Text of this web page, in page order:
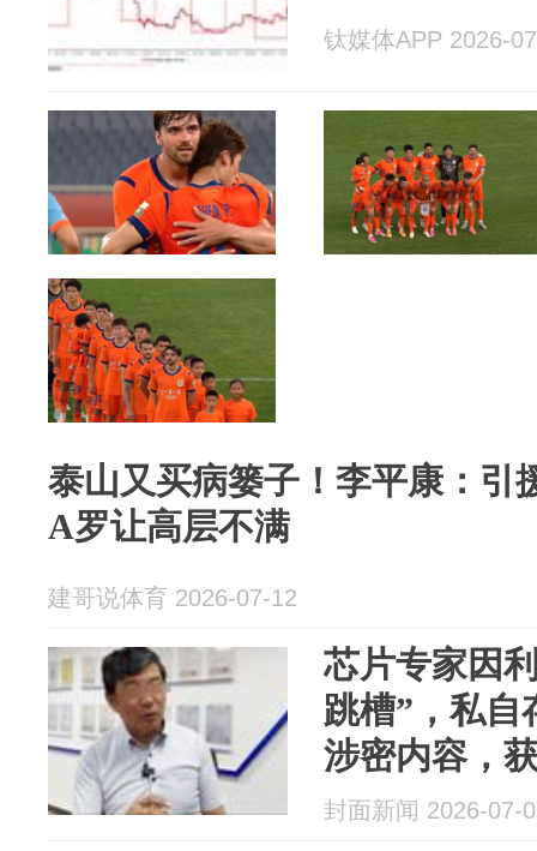
钛媒体APP 2026-
泰山又买病篓子！李平康：引
A罗让高层不满
建哥说体育 2026-07-12
芯片专家因
跳槽”，私自
涉密内容，
封面新闻 2026-07-